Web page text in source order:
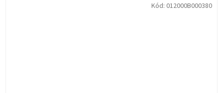
Kód: 012000B000380